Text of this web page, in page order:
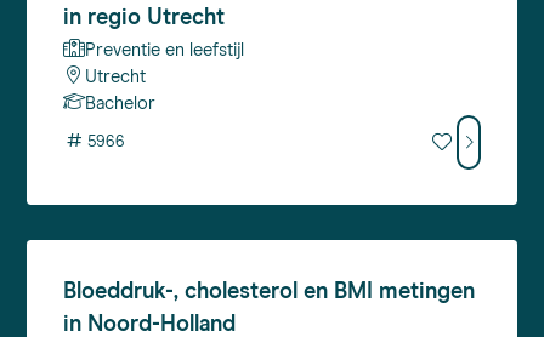
in regio Utrecht
Preventie en leefstijl
Utrecht
Bachelor
# 5966
Bloeddruk-,cholesterol en BMI metingen
in Noord-Holland